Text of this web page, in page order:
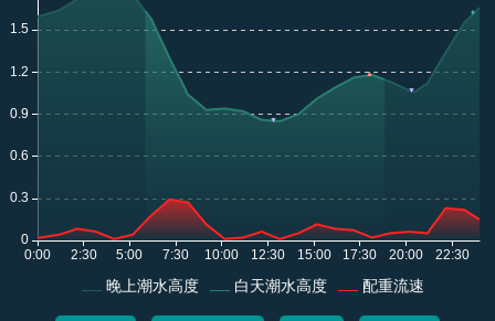
晚上潮水高度 白天潮水高度 配重流速